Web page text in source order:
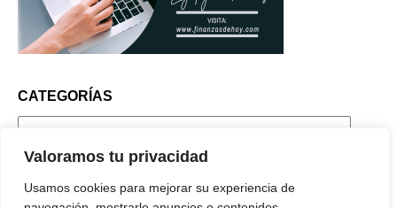
Valoramos tu privacidad
Usamos cookies para mejorar su experiencia de
CATEGORÍAS
ENTRADAS RECIENTES